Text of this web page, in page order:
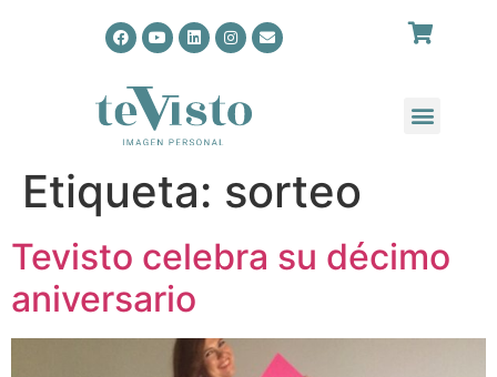
Etiqueta: sorteo
Tevisto celebra su décimo
aniversario